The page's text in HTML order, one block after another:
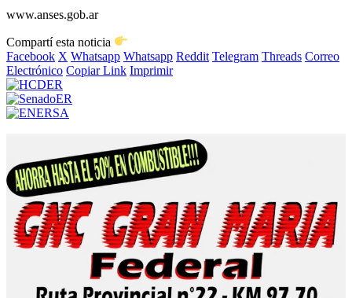
www.anses.gob.ar
Compartí esta noticia
Facebook X Whatsapp Whatsapp Reddit Telegram Threads Correo
Electrónico Copiar Link Imprimir